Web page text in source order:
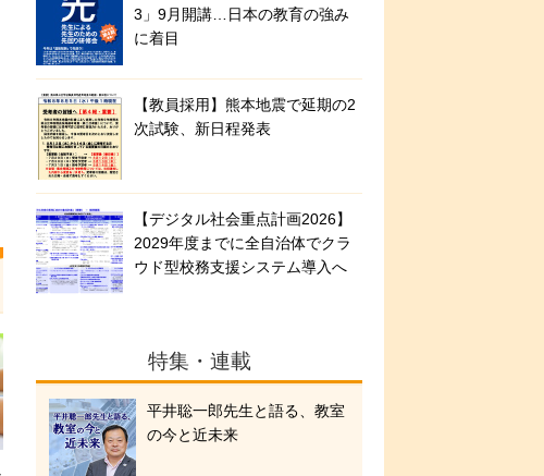
3」9月開講…日本の教育の強み
に着目
【教員採用】熊本地震で延期の2
次試験、新日程発表
【デジタル社会重点計画2026】
2029年度までに全自治体でクラ
ウド型校務支援システム導入へ
特集・連載
平井聡一郎先生と語る、教室
の今と近未来